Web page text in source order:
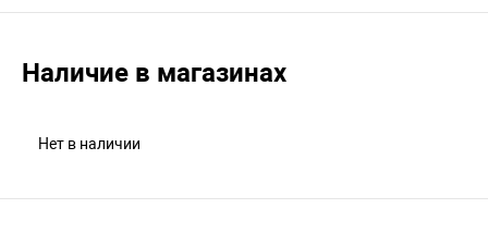
Наличие в магазинах
Нет в наличии